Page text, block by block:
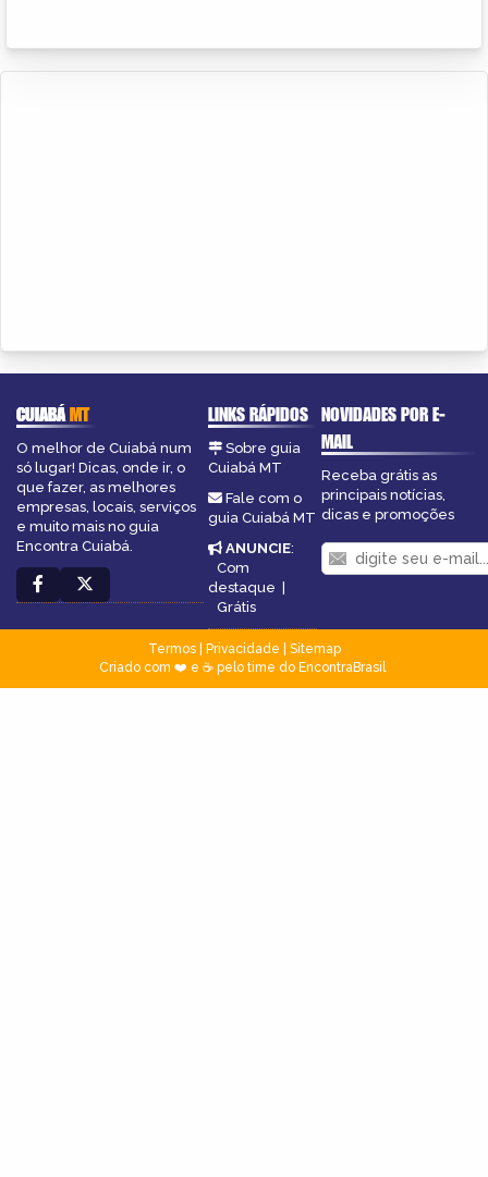
CUIABÁMT
O melhor de Cuiabá num
só lugar! Dicas, onde ir, o
que fazer, as melhores
empresas, locais, serviços
e muito mais no guia
Encontra Cuiabá.
LINKS RÁPIDOS
Sobre guia
Cuiabá MT
Fale com o
guia Cuiabá MT
ANUNCIE:
Com
destaque |
Grátis
NOVIDADES POR E-
MAIL
Receba grátis as
principais notícias,
dicas e promoções
Termos| Privacidade
Sitemap
Criado com ❤️ e ☕ pelo time do EncontraBrasil